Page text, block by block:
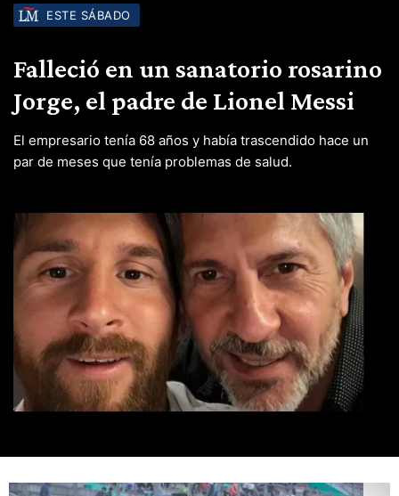
ESTE SÁBADO
Falleció en un sanatorio rosarino
Jorge, el padre de Lionel Messi
El empresario tenía 68 años y había trascendido hace un
par de meses que tenía problemas de salud.